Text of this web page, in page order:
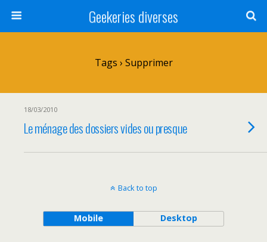
Geekeries diverses
Tags › Supprimer
18/03/2010
Le ménage des dossiers vides ou presque
Back to top
Mobile Desktop